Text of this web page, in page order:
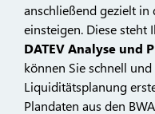
anschließend gezielt
einsteigen. Diese
DATEV Analyse und
können Sie schnell
Liquiditätsplanung
Plandaten aus den